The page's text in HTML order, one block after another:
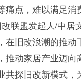
点，难以满足消
联盟发起人/中
在旧改浪潮的推
推动家居产业迈
共探旧改新模式